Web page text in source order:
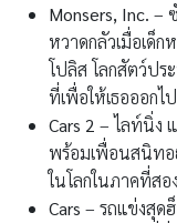
Monsers, Inc. –
หวาดกลัวเมื่อเด็
โปลิส โลกสัตว์ปร
ที่เพื่อให้เธอออกไ
Cars 2 – ไลท์นิ่ง
พร้อมเพื่อนสนิทอ
ในโลกในภาคที่ส
Cars – รถแข่งสุด